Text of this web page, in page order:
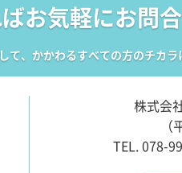
お気軽にお問
て、かかわるすべての方のチカラ
株式会
TEL. 078-